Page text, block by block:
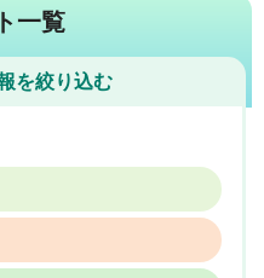
一覧
を絞り込む